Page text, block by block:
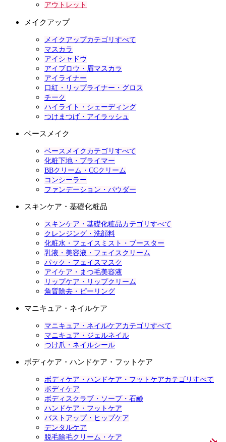
アウトレット
メイクアップ
メイクアップカテゴリすべて
マスカラ
アイシャドウ
アイブロウ・眉マスカラ
アイライナー
口紅・リップライナー・グロス
チーク
ハイライト・シェーディング
つけまつげ・アイラッシュ
ベースメイク
ベースメイクカテゴリすべて
化粧下地・プライマー
BBクリーム・CCクリーム
コンシーラー
ファンデーション・パウダー
スキンケア・基礎化粧品
スキンケア・基礎化粧品カテゴリすべて
クレンジング・洗顔料
化粧水・フェイスミスト・ブースター
乳液・美容液・フェイスクリーム
パック・フェイスマスク
アイケア・まつ毛美容液
リップケア・リップクリーム
角質除去・ピーリング
マニキュア・ネイルケア
マニキュア・ネイルケアカテゴリすべて
マニキュア・ジェルネイル
つけ爪・ネイルシール
ボディケア・ハンドケア・フットケア
ボディケア・ハンドケア・フットケアカテゴリすべて
ボディケア
ボディスクラブ・ソープ・石鹸
ハンドケア・フットケア
バストアップ・ヒップケア
デンタルケア
脱毛除毛クリーム・ケア